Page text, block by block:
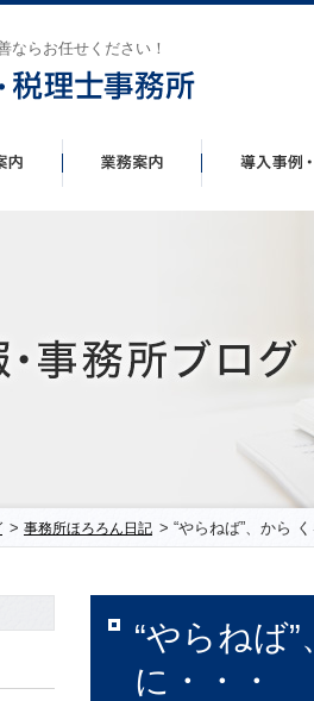
ならお任せください！
> 事務所ほろろん日記 > “やらねば”、から
“やらねば
に・・・